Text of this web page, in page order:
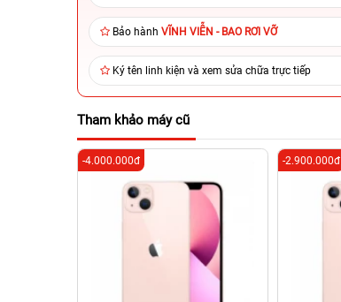
Bảo hành VĨNH VIỄN - BAO RƠI VỠ
Ký tên linh kiện và xem sửa chữa trực tiếp
Tham khảo máy cũ
-4.000.000đ -2.900.000đ